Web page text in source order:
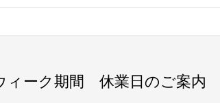
ィーク期間 休業日のご案内